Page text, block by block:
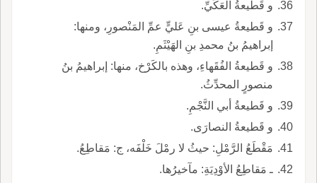
و قَطيعةُ العَكِّيِّ.
و قَطيعةُ عيسى بنِ عَليٍّ عمِّ المَنْصورِ، ومنها:
إبراهيمُ بنُ محمدِ بنِ الهَيْثَمِ.
و قَطيعةُ الفُقَهاءِ، وهذه بالكَرْخ، منها: إبراهيمُ بنُ
منصورٍ المحدِّثُ.
و قَطيعةُ أبي النَّجْمِ.
و قَطيعةُ النصارَى.
مَقْطَعُ الرَّمْلِ: حيثُ لا رمْلَ خَلْفَه، ج: مَقاطِعُ.
ـ مَقاطِعُ الأوْدِيَةِ: مآخيرُها.